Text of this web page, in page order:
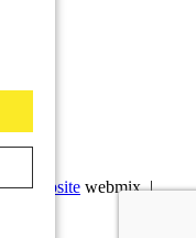
website webmix |